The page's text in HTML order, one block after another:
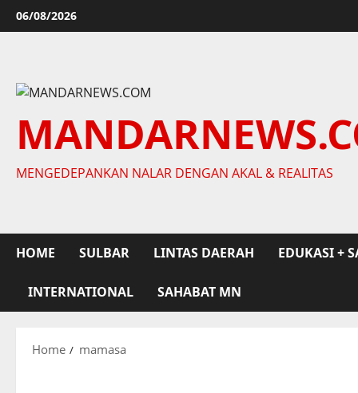
Skip
to
06/08/2026
MENGEDEPANKAN NALAR DENGAN AKAL & REALITAS
HOME SULBAR LINTAS DAERAH EDUKASI +
INTERNATIONAL SAHABAT MN
Home mamasa